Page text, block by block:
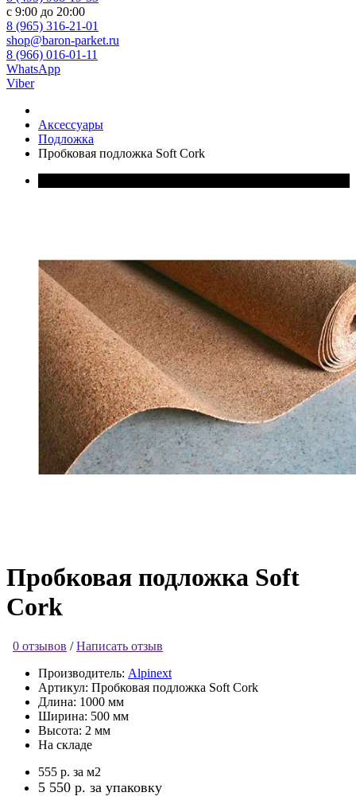
с 9:00 до 20:00
8 (965) 316-21-01
shop@baron-parket.ru
8 (966) 016-01-11
WhatsApp
Viber
Аксессуары
Подложка
Пробковая подложка Soft Cork
Пробковая подложка Soft
Cork
0 отзывов /Написать отзыв
Производитель: Alpinext
Артикул: Пробковая подложка Soft Cork
Длина: 1000 мм
Ширина: 500 мм
Высота: 2 мм
На складе
555 р. за м2
5 550 р. за упаковку